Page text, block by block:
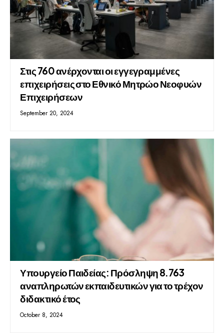
Στις 760 ανέρχονται οι εγγεγραμμένες
επιχειρήσεις στο Εθνικό Μητρώο Νεοφυών
Επιχειρήσεων
September 20, 2024
Υπουργείο Παιδείας: Πρόσληψη 8.763
αναπληρωτών εκπαιδευτικών για το τρέχον
διδακτικό έτος
October 8, 2024